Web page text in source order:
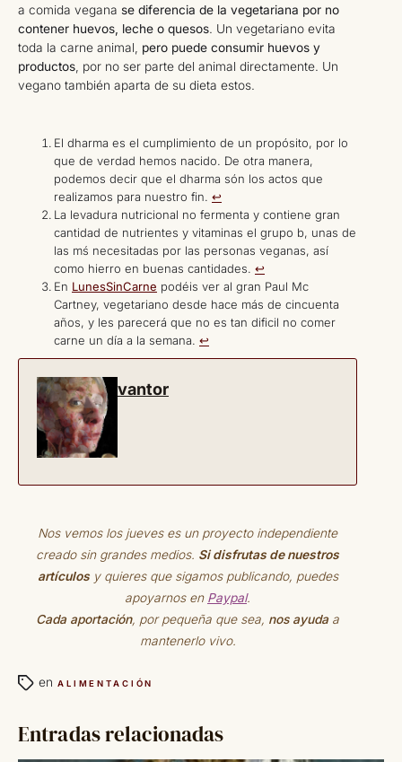
a comida vegana se diferencia de la vegetariana por no
contener huevos, leche o quesos. Un vegetariano evita
toda la carne animal, pero puede consumir huevos y
productos, por no ser parte del animal directamente. Un
vegano también aparta de su dieta estos.
El dharma es el cumplimiento de un propósito, por lo
que de verdad hemos nacido. De otra manera,
podemos decir que el dharma són los actos que
realizamos para nuestro fin. ↩︎
La levadura nutricional no fermenta y contiene gran
cantidad de nutrientes y vitaminas el grupo b, unas de
las mś necesitadas por las personas veganas, así
como hierro en buenas cantidades. ↩︎
En LunesSinCarne podéis ver al gran Paul Mc
Cartney, vegetariano desde hace más de cincuenta
años, y les parecerá que no es tan dificil no comer
carne un día a la semana. ↩︎
vantor
Nos vemos los jueves es un proyecto independiente
creado sin grandes medios. Si disfrutas de nuestros
artículosy quieres que sigamos publicando, puedes
apoyarnos en Paypal.
Cada aportación, por pequeña que sea, nos ayudaa
mantenerlo vivo.
en ALIMENTACIÓN
Entradas relacionadas